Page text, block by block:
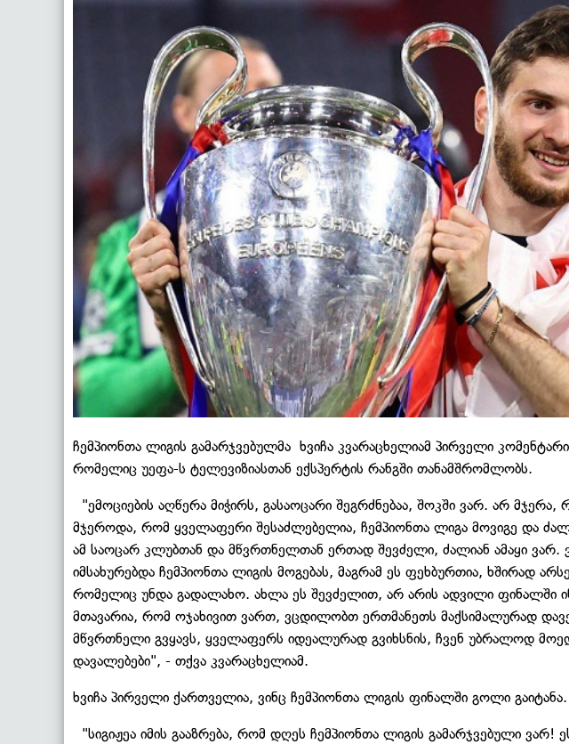
ჩემპიონთა ლიგის გამარჯვებულმა ხვიჩა კვარაცხელიამ პირველი
რომელიც უეფა-ს ტელევიზიასთან ექსპერტის რანგში თანამშრომლობს.
"ემოციების აღწერა მიჭირს, გასაოცარი შეგრძნებაა, შოკში ვარ. არ
მჯეროდა, რომ ყველაფერი შესაძლებელია, ჩემპიონთა ლიგა მოვიგე და
ამ საოცარ კლუბთან და მწვრთნელთან ერთად შევძელი, ძალიან ამაყი ვარ.
იმსახურებდა ჩემპიონთა ლიგის მოგებას, მაგრამ ეს ფეხბურთია, ხშირად
რომელიც უნდა გადალახო. ახლა ეს შევძელით, არ არის ადვილი ფინალში
მთავარია, რომ ოჯახივით ვართ, ვცდილობთ ერთმანეთს მაქსიმალურად
მწვრთნელი გვყავს, ყველაფერს იდეალურად გვიხსნის, ჩვენ უბრალოდ
დავალებები", - თქვა კვარაცხელიამ.
ხვიჩა პირველი ქართველია, ვინც ჩემპიონთა ლიგის ფინალში გოლი გაიტანა.
"სიგიჟეა იმის გააზრება, რომ დღეს ჩემპიონთა ლიგის გამარჯვებული ვარ!